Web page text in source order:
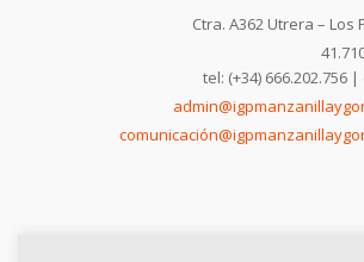
Ctra. A362 Utrera – Los
tel: (+34) 666.202.756 |